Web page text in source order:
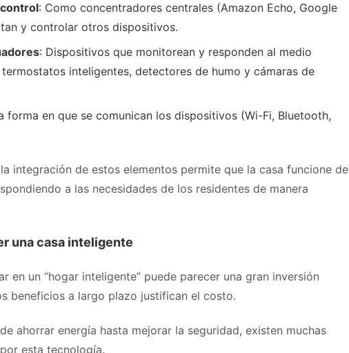
: Como concentradores centrales (Amazon Echo, Google
y controlar otros dispositivos.
: Dispositivos que monitorean y responden al medio
inteligentes, detectores de humo y cámaras de
forma en que se comunican los dispositivos (Wi-Fi, Bluetooth,
integración de estos elementos permite que la casa funcione de
a las necesidades de los residentes de manera
una casa inteligente
en un “hogar inteligente” puede parecer una gran inversión
beneficios a largo plazo justifican el costo.
ahorrar energía hasta mejorar la seguridad, existen muchas
esta tecnología.